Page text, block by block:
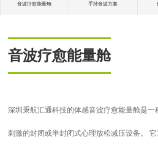
音波疗愈能量舱 手持音波方案
音波疗愈能量舱
深圳秉航汇通科技的体感音波疗愈能量舱是
刺激的封闭或半封闭式心理放松减压设备。